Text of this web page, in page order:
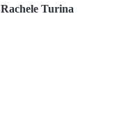
Rachele Turina